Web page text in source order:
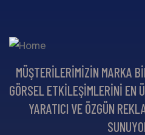
MÜŞTERILERIMIZIN MARKA
GÖRSEL ETKILEŞIMLERINI EN
YARATICI VE ÖZGÜN